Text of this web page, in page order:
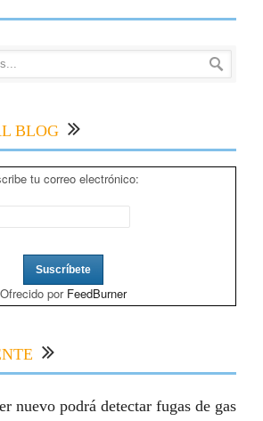
BLOG
tu correo electrónico:
Ofrecido por FeedBurner
nuevo podrá detectar fugas de gas